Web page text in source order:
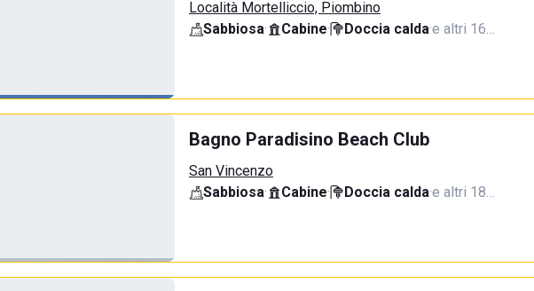
Località Mortelliccio, Piombino
Sabbiosa· Cabine· Doccia calda·e altri 16…
Bagno Paradisino Beach Club
San Vincenzo
Sabbiosa· Cabine· Doccia calda·e altri 18…